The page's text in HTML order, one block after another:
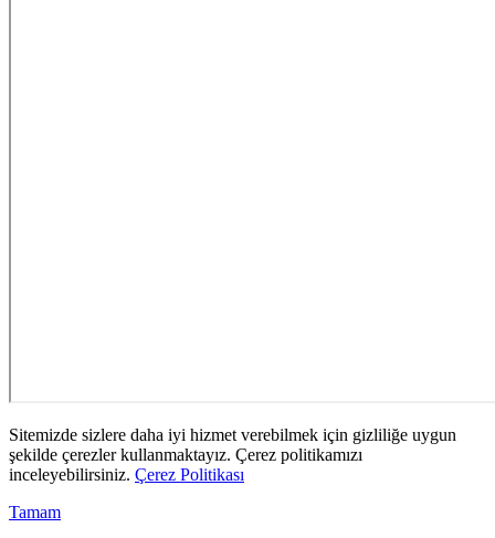
Sitemizde sizlere daha iyi hizmet verebilmek için gizliliğe uygun
şekilde çerezler kullanmaktayız. Çerez politikamızı
inceleyebilirsiniz. Çerez Politikası
Tamam